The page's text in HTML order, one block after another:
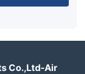
Co.,Ltd-Air